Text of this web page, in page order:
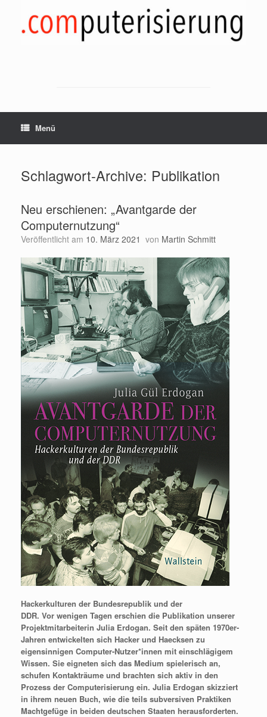
springen
Menü
Schlagwort-Archive: Publikation
Neu erschienen: „Avantgarde der
Computernutzung“
Veröffentlicht am 10. März 2021 von Martin Schmitt
Hackerkulturen der Bundesrepublik und der
DDR. Vor wenigen Tagen erschien die Publikation unserer
Projektmitarbeiterin Julia Erdogan. Seit den späten 1970er-
Jahren entwickelten sich Hacker und Haecksen zu
eigensinnigen Computer-Nutzer*innen mit einschlägigem
Wissen. Sie eigneten sich das Medium spielerisch an,
schufen Kontakträume und brachten sich aktiv in den
Prozess der Computerisierung ein. Julia Erdogan skizziert
in ihrem neuen Buch, wie die teils subversiven Praktiken
Machtgefüge in beiden deutschen Staaten herausforderten.